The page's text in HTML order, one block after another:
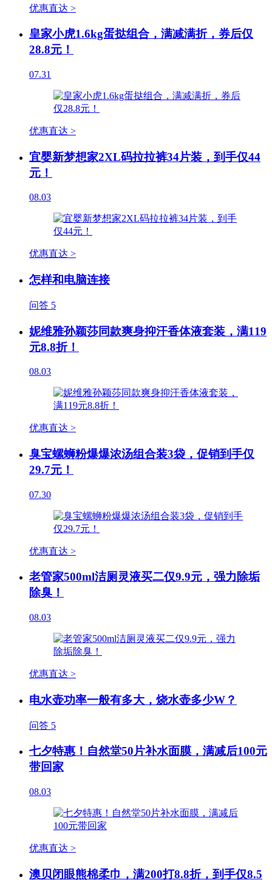
优惠直达 >
皇家小虎1.6kg蛋挞组合，满减满折，券后仅
28.8元！
07.31
优惠直达 >
宜婴新梦想家2XL码拉拉裤34片装，到手仅44
元！
08.03
优惠直达 >
怎样和电脑连接
问答 5
妮维雅孙颖莎同款爽身抑汗香体液套装，满119
元8.8折！
08.03
优惠直达 >
臭宝螺蛳粉爆爆浓汤组合装3袋，促销到手仅
29.7元！
07.30
优惠直达 >
老管家500ml洁厕灵液买二仅9.9元，强力除垢
除臭！
08.03
优惠直达 >
电水壶功率一般有多大，烧水壶多少W？
问答 5
七夕特惠！自然堂50片补水面膜，满减后100元
带回家
08.03
优惠直达 >
澳贝闭眼熊棉柔巾，满200打8.8折，到手仅8.5